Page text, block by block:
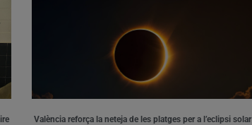
València reforça la neteja de les platges per a l’eclipsi solar